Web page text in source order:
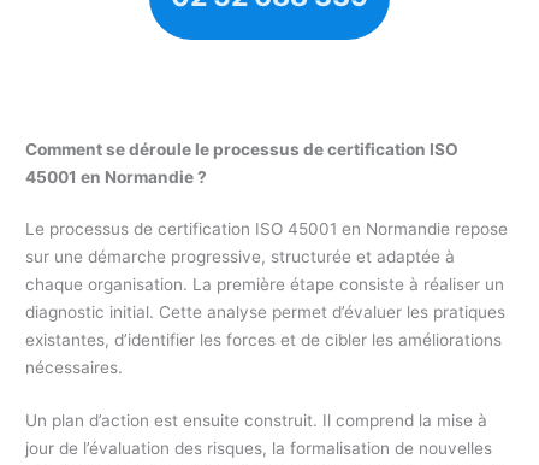
Comment se déroule le processus de certification ISO
45001 en Normandie ?
Le processus de certification ISO 45001 en Normandie repose
sur une démarche progressive, structurée et adaptée à
chaque organisation. La première étape consiste à réaliser un
diagnostic initial. Cette analyse permet d’évaluer les pratiques
existantes, d’identifier les forces et de cibler les améliorations
nécessaires.
Un plan d’action est ensuite construit. Il comprend la mise à
jour de l’évaluation des risques, la formalisation de nouvelles